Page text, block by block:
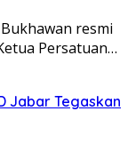
resmi
Persatuan…
Jabar Tegaskan